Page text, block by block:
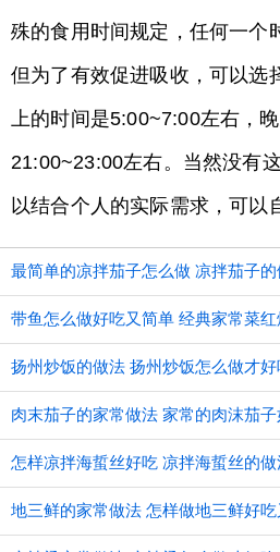
殊的食用时间规定，任何一个
但为了有效促进吸收，可以选
上的时间是5:00~7:00左右，
21:00~23:00左右。当然没有
以结合个人的实际需求，可以
最简单的凉拌茄子怎么做 凉拌茄子
带鱼怎么做好吃又简单 经典家常菜
扬州炒饭的做法 扬州炒饭怎么做才好
肉末茄子的家常做法 家常的肉沫茄子
怎样凉拌海蜇丝好吃 凉拌海蜇丝的做
地三鲜的家常做法 怎样做地三鲜好